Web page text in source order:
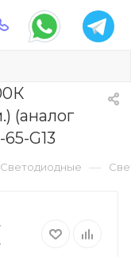
(аналог
G13
Светодиодные —